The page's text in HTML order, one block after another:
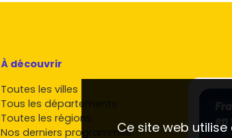
À découvrir
Toutes les villes
Tous les départements
Toutes les régions
Nos derniers programmesCe site web utilise